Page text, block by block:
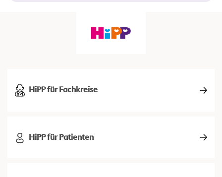
HiPP für Fachkreise
HiPP für Patienten